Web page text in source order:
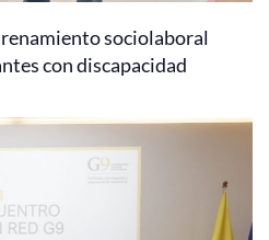
sociolaboral
con discapacidad